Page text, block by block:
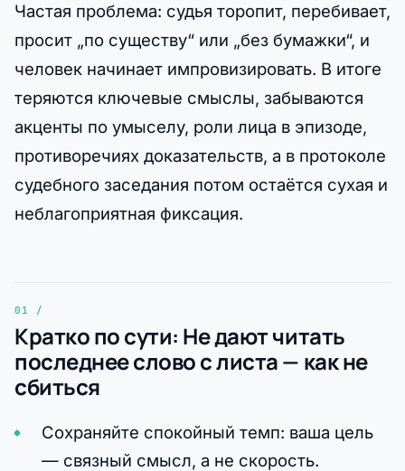
Частая проблема: судья торопит, перебивает,
просит „по существу“ или „без бумажки“, и
человек начинает импровизировать. В итоге
теряются ключевые смыслы, забываются
акценты по умыселу, роли лица в эпизоде,
противоречиях доказательств, а в протоколе
судебного заседания потом остаётся сухая и
неблагоприятная фиксация.
Кратко по сути: Не дают читать
последнее слово с листа — как не
сбиться
Сохраняйте спокойный темп: ваша цель
— связный смысл, а не скорость.